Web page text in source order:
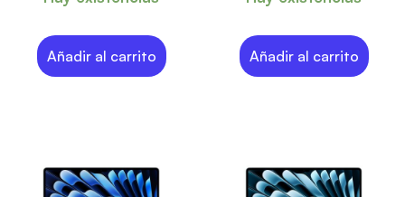
Añadir al carrito Añadir al carrito